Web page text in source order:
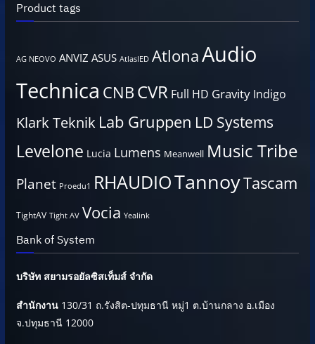
Product tags
AG NEOVO ANVIZ ASUS AtlasIED AtlonaAudio
Technica CNBCVR Full HD Gravity Indigo
Klark Teknik Lab Gruppen LD Systems
Levelone Lucia Lumens Meanwell Music Tribe
Planet Proedu1 RHAUDIOTannoyTascam
TightAV Tight AV Vocia Yealink
Bank of System
บริษัท สยามรอยัลซิสเท็มส์ จำกัด
สำนักงาน130/31 ถ.รังสิต-ปทุมธานี หมู่1 ต.บ้านกลาง อ.เมือง
จ.ปทุมธานี 12000